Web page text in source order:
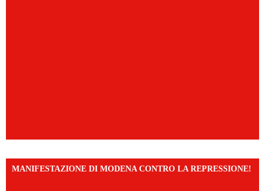
MANIFESTAZIONE DI MODENA CONTRO LA REPRESSIONE!